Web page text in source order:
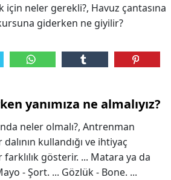
için neler gerekli?, Havuz çantasına
giderken ne giyilir?
yanımıza ne almalıyız?
neler olmalı?, Antrenman
kullandığı ve ihtiyaç
gösterir. ... Matara ya da
- Şort. ... Gözlük - Bone. ...